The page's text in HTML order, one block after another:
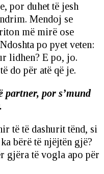
por duhet të jesh
Mendoj se
më mirë ose
po pyet veten:
lidhen? E po, jo.
do për atë që je.
partner, por s’mund
të të dashurit tënd, si
bërë të njëjtën gjë?
gjëra të vogla apo për